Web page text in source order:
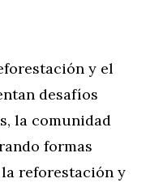
y el
desafíos
la comunidad
formas
reforestación y